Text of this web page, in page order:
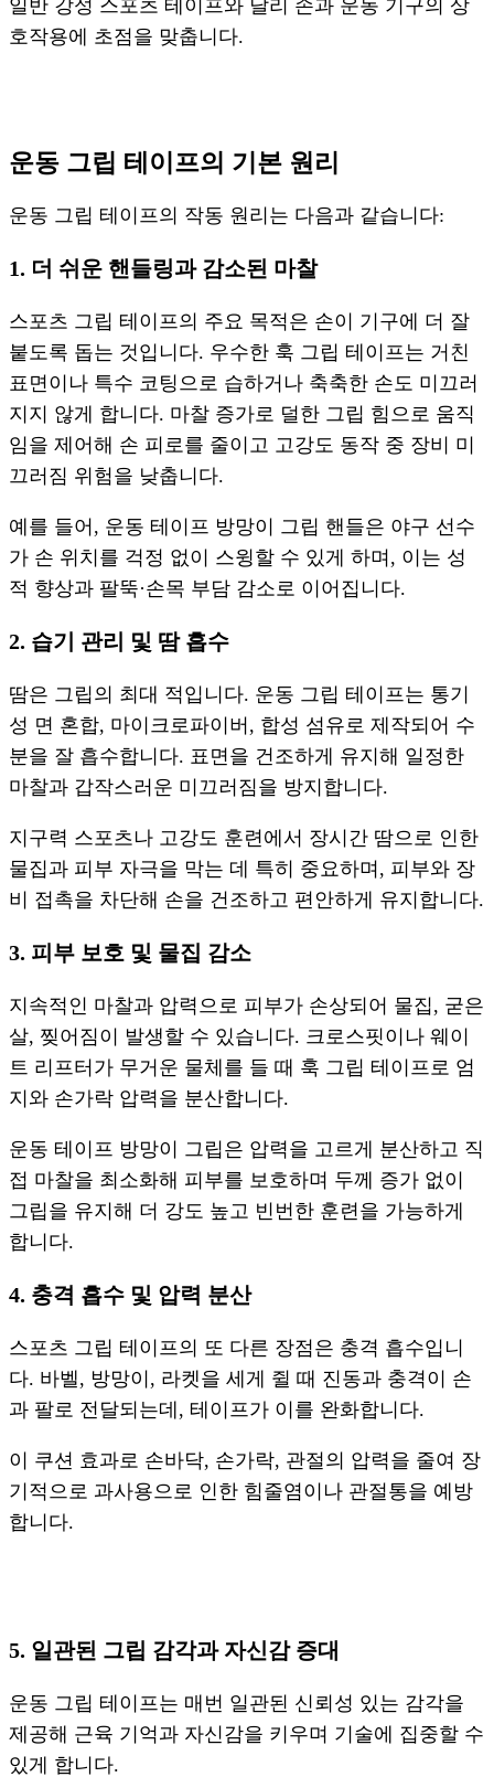
일반 강성 스포츠 테이프와 달리 손과 운동 기구의 상
호작용에 초점을 맞춥니다.
운동 그립 테이프의 기본 원리
운동 그립 테이프의 작동 원리는 다음과 같습니다:
1. 더 쉬운 핸들링과 감소된 마찰
스포츠 그립 테이프의 주요 목적은 손이 기구에 더 잘
붙도록 돕는 것입니다. 우수한 훅 그립 테이프는 거친
표면이나 특수 코팅으로 습하거나 축축한 손도 미끄러
지지 않게 합니다. 마찰 증가로 덜한 그립 힘으로 움직
임을 제어해 손 피로를 줄이고 고강도 동작 중 장비 미
끄러짐 위험을 낮춥니다.
예를 들어, 운동 테이프 방망이 그립 핸들은 야구 선수
가 손 위치를 걱정 없이 스윙할 수 있게 하며, 이는 성
적 향상과 팔뚝·손목 부담 감소로 이어집니다.
2. 습기 관리 및 땀 흡수
땀은 그립의 최대 적입니다. 운동 그립 테이프는 통기
성 면 혼합, 마이크로파이버, 합성 섬유로 제작되어 수
분을 잘 흡수합니다. 표면을 건조하게 유지해 일정한
마찰과 갑작스러운 미끄러짐을 방지합니다.
지구력 스포츠나 고강도 훈련에서 장시간 땀으로 인한
물집과 피부 자극을 막는 데 특히 중요하며, 피부와 장
비 접촉을 차단해 손을 건조하고 편안하게 유지합니다.
3. 피부 보호 및 물집 감소
지속적인 마찰과 압력으로 피부가 손상되어 물집, 굳은
살, 찢어짐이 발생할 수 있습니다. 크로스핏이나 웨이
트 리프터가 무거운 물체를 들 때 훅 그립 테이프로 엄
지와 손가락 압력을 분산합니다.
운동 테이프 방망이 그립은 압력을 고르게 분산하고 직
접 마찰을 최소화해 피부를 보호하며 두께 증가 없이
그립을 유지해 더 강도 높고 빈번한 훈련을 가능하게
합니다.
4. 충격 흡수 및 압력 분산
스포츠 그립 테이프의 또 다른 장점은 충격 흡수입니
다. 바벨, 방망이, 라켓을 세게 쥘 때 진동과 충격이 손
과 팔로 전달되는데, 테이프가 이를 완화합니다.
이 쿠션 효과로 손바닥, 손가락, 관절의 압력을 줄여 장
기적으로 과사용으로 인한 힘줄염이나 관절통을 예방
합니다.
5. 일관된 그립 감각과 자신감 증대
운동 그립 테이프는 매번 일관된 신뢰성 있는 감각을
제공해 근육 기억과 자신감을 키우며 기술에 집중할 수
있게 합니다.